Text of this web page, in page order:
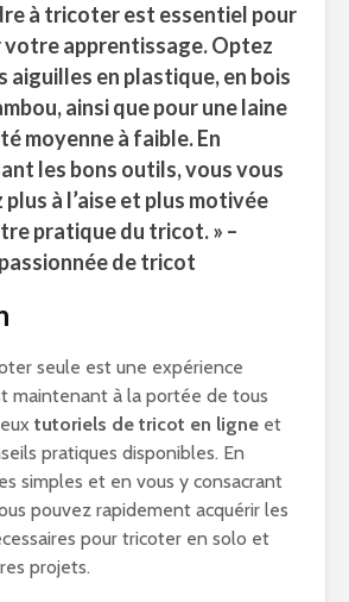
à tricoter est essentiel pour
apprentissage. Optez
aiguilles en plastique, en bois
ainsi que pour une laine
moyenne à faible. En
les bons outils, vous vous
à l’aise et plus motivée
pratique du tricot. » –
de tricot
seule est une expérience
maintenant à la portée de tous
tutoriels de tricot en ligne et
pratiques disponibles. En
simples et en vous y consacrant
pouvez rapidement acquérir les
pour tricoter en solo et
projets.